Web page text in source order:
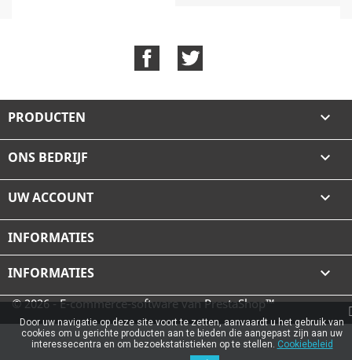
Facebook
PRODUCTEN 
ONS BEDRIJF 
UW ACCOUNT 
INFORMATIES
INFORMATIES 
© 2026 - E-commerce-software van PrestaShop™
Door uw navigatie op deze site voort te zetten, aanvaardt u het gebruik van
cookies om u gerichte producten aan te bieden die aangepast zijn aan uw
interessecentra en om bezoekstatistieken op te stellen. Cookiebeleid